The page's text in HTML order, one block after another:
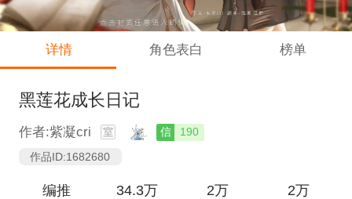
详情 角色表白 榜单
黑莲花成长日记
作者:紫凝cri 信
190
作品ID:1682680
编推 34.3万 2万 2万